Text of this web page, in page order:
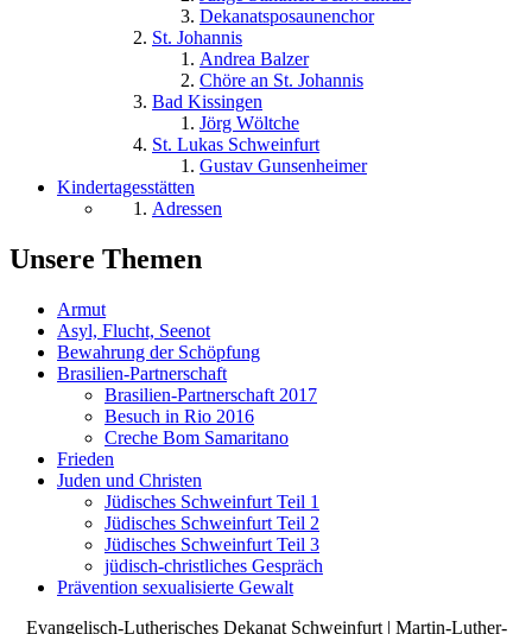
Dekanatsposaunenchor
St. Johannis
Andrea Balzer
Chöre an St. Johannis
Bad Kissingen
Jörg Wöltche
St. Lukas Schweinfurt
Gustav Gunsenheimer
Kindertagesstätten
Adressen
Unsere Themen
Armut
Asyl, Flucht, Seenot
Bewahrung der Schöpfung
Brasilien-Partnerschaft
Brasilien-Partnerschaft 2017
Besuch in Rio 2016
Creche Bom Samaritano
Frieden
Juden und Christen
Jüdisches Schweinfurt Teil 1
Jüdisches Schweinfurt Teil 2
Jüdisches Schweinfurt Teil 3
jüdisch-christliches Gespräch
Prävention sexualisierte Gewalt
Evangelisch-Lutherisches Dekanat Schweinfurt | Martin-Luther-